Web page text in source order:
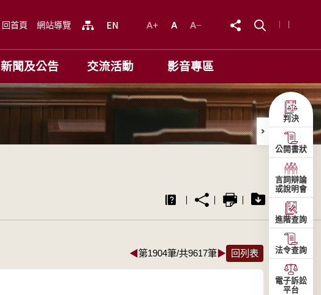
回首頁 網站導覽
新聞及公告 交流活動 影音專區
◀第1904筆/共9617筆▶ 回列表
判決
公開書狀
言詞辯論
或說明會
進階查詢
法令查詢
電子訴訟
平台